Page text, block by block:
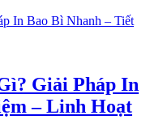
Giải Pháp In
– Linh Hoạt